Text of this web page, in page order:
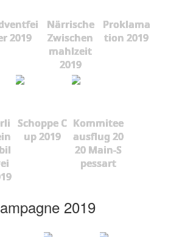
2019
Närrische
Zwischen
mahlzeit
2019
Proklama
tion 2019
Schoppe C
up 2019
Kommitee
ausflug 20
20 Main-S
pessart
2019